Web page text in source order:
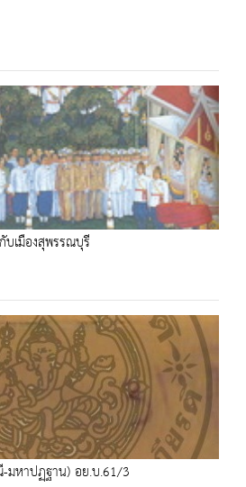
เมืองสุพรรณบุรี
หาปฏฺฐาน) อย.บ.61/3